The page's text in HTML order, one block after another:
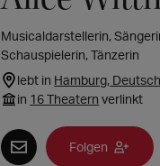
Musicaldarstellerin,
Schauspielerin, Tänzerin
lebt in Hamburg,
in 16 Theatern verlinkt
Folgen